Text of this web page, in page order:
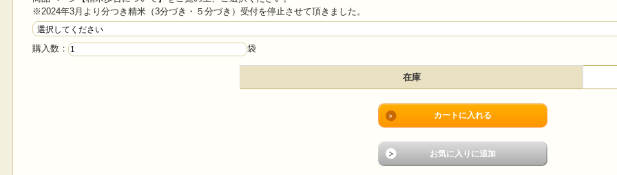
※2024年3月より分つき精米（3分づき・５分づき）受付を停止させて頂きました。
購入数： 袋
在庫